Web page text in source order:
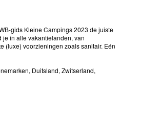
gids Kleine Campings 2023 de juiste
je in alle vakantielanden, van
(luxe) voorzieningen zoals sanitair. Eén
Duitsland, Zwitserland,